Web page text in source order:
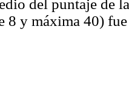
del puntaje de
8 y máxima 40)